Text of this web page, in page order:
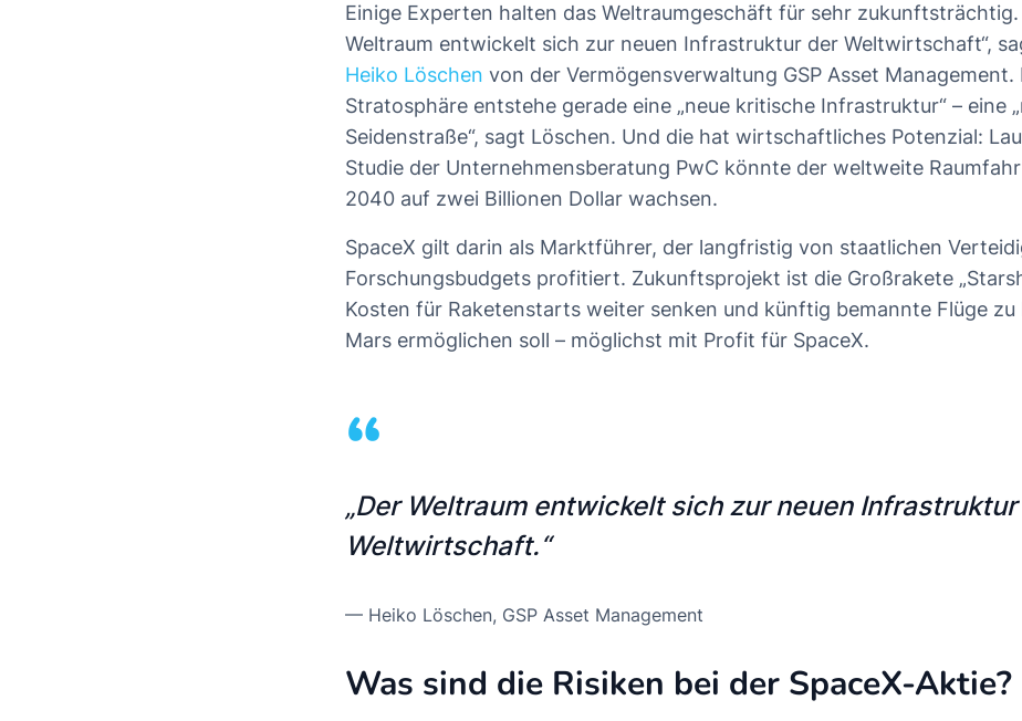
Einige Experten halten das Weltraumgeschäft für sehr zukunftsträchtig.
Weltraum entwickelt sich zur neuen Infrastruktur der Weltwirtschaft“,
Heiko Löschen von der Vermögensverwaltung GSP Asset Management.
Stratosphäre entstehe gerade eine „neue kritische Infrastruktur“ – eine
Seidenstraße“, sagt Löschen. Und die hat wirtschaftliches Potenzial:
Studie der Unternehmensberatung PwC könnte der weltweite
2040 auf zwei Billionen Dollar wachsen.
SpaceX gilt darin als Marktführer, der langfristig von staatlichen
Forschungsbudgets profitiert. Zukunftsprojekt ist die Großrakete
Kosten für Raketenstarts weiter senken und künftig bemannte Flüge zu
Mars ermöglichen soll – möglichst mit Profit für SpaceX.
“
„Der Weltraum entwickelt sich zur neuen
Weltwirtschaft.“
— Heiko Löschen, GSP Asset Management
Was sind die Risiken bei der SpaceX-Aktie?